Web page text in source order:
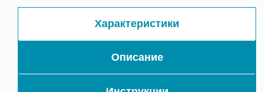
Характеристики
Описание